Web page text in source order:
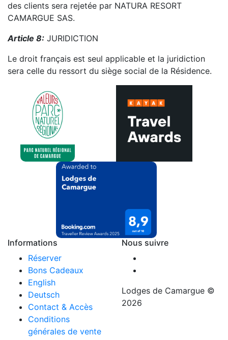
des clients sera rejetée par NATURA RESORT
CAMARGUE SAS.
Article 8: JURIDICTION
Le droit français est seul applicable et la juridiction
sera celle du ressort du siège social de la Résidence.
Informations
Réserver
Bons Cadeaux
English
Deutsch
Contact & Accès
Conditions
générales de vente
Nous suivre
Lodges de Camargue ©
2026